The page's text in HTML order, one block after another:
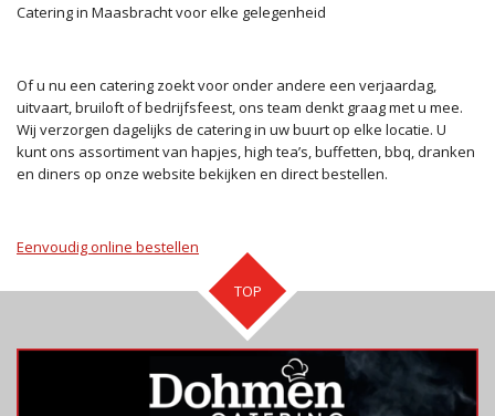
Catering in Maasbracht voor elke gelegenheid
Of u nu een catering zoekt voor onder andere een verjaardag,
uitvaart, bruiloft of bedrijfsfeest, ons team denkt graag met u mee.
Wij verzorgen dagelijks de catering in uw buurt op elke locatie. U
kunt ons assortiment van hapjes, high tea’s, buffetten, bbq, dranken
en diners op onze website bekijken en direct bestellen.
Eenvoudig online bestellen
TOP